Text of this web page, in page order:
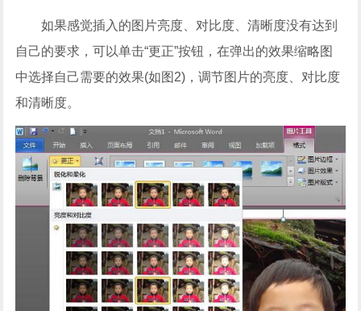
如果感觉插入的图片亮度、对比度、清晰度没有达到
自己的要求，可以单击“更正”按钮，在弹出的效果缩略图
中选择自己需要的效果(如图2)，调节图片的亮度、对比度
和清晰度。